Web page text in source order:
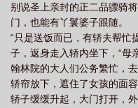
别说圣上亲封的正二品骠骑
门，也能有丫鬟婆子跟随。
“只是送饭而已，有轿夫帮忙
子，返身走入轿内坐下，“母
翰林院的大人们公务繁忙，
轿帘放下，遮住了女孩的面容
轿子缓缓升起，大门打开，